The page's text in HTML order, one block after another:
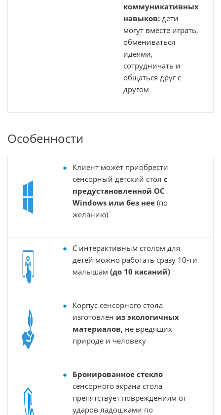
коммуникативных
навыков: дети
могут вместе играть,
обмениваться
идеями,
сотрудничать и
общаться друг с
другом
Особенности
Клиент может приобрести
сенсорный детский стол с
предустановленной ОС
Windows или без нее (по
желанию)
С интерактивным столом для
детей можно работать сразу 10-ти
малышам (до 10 касаний)
Корпус сенсорного стола
изготовлен из экологичных
материалов, не вредящих
природе и человеку
Бронированное стекло
сенсорного экрана стола
препятствует повреждениям от
ударов ладошками по